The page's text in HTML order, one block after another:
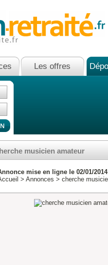
Les offres
musicien amateur
mise en ligne le 02/01/2014
> Annonces > cherche